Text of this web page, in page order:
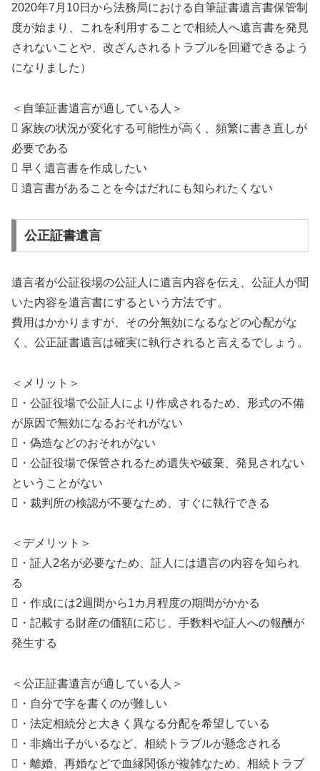
2020年7月10日から法務局における自筆証書遺言書保管制
度が始まり、これを利用することで相続人へ遺言書を発見
されないことや、改ざんされるトラブルを回避できるよう
になりました）
＜自筆証書遺言が適している人＞
 家族の状況が変化する可能性が高く、頻繁に書き直しが
必要である
 早く遺言書を作成したい
 遺言書があることを今はだれにも知られたくない
公正証書遺言
遺言者が公証役場の公証人に遺言内容を伝え、公証人が聞
いた内容を遺言書にするという方法です。
費用はかかりますが、その分無効になるなどの心配がな
く、公正証書遺言は確実に執行されると言えるでしょう。
＜メリット＞
・公証役場で公証人により作成されるため、形式の不備
が原因で無効になるおそれがない
・偽造などのおそれがない
・公証役場で保管されるため遺失や破棄、発見されない
ということがない
・裁判所の検認が不要なため、すぐに執行できる
＜デメリット＞
・証人2名が必要なため、証人には遺言の内容を知られ
る
・作成には2週間から1カ月程度の期間がかかる
・記載する財産の価額に応じ、手数料や証人への報酬が
発生する
＜公正証書遺言が適している人＞
・自分で字を書くのが難しい
・法定相続分と大きく異なる分配を希望している
・非嫡出子がいるなど、相続トラブルが懸念される
・離婚、再婚などで血縁関係が複雑なため、相続トラブ